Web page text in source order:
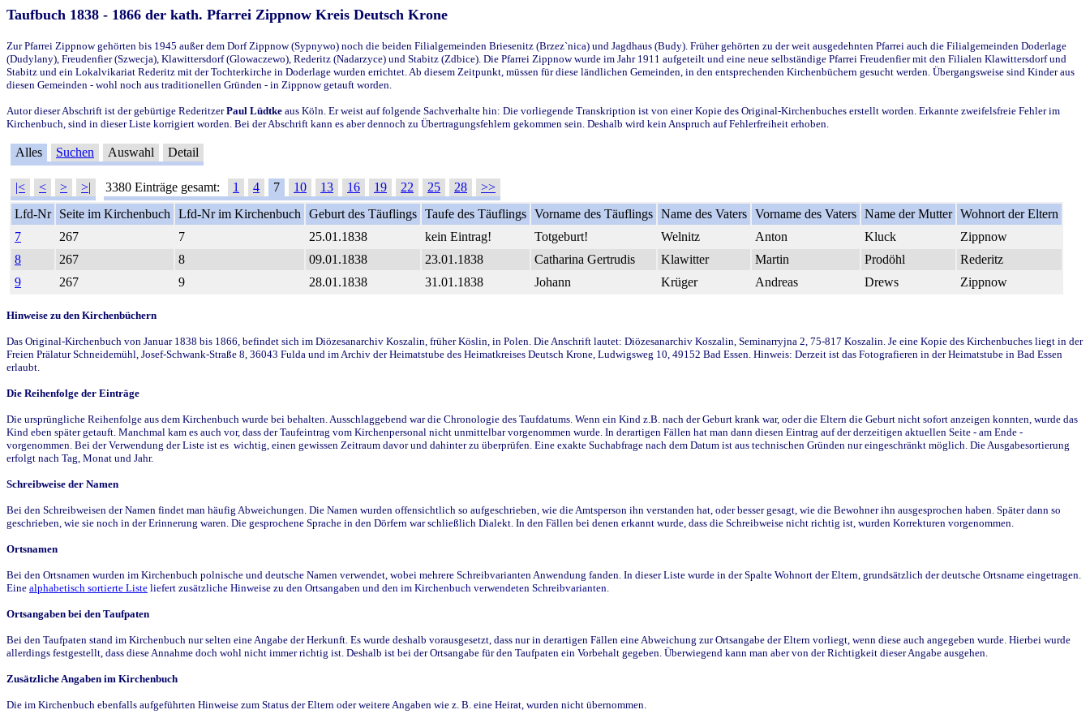
Taufbuch 1838 - 1866 der kath. Pfarrei Zippnow Kreis Deutsch Krone
Zur Pfarrei Zippnow gehörten bis 1945 außer dem Dorf Zippnow (Sypnywo) noch die beiden Filialgemeinden Briesenitz (Brzez`nica) und Jagdhaus (Budy). Früher gehörten zu der weit ausgedehnten Pfarrei auch die Filialgemeinden Doderlage
(Dudylany), Freudenfier (Szwecja), Klawittersdorf (Glowaczewo), Rederitz (Nadarzyce) und Stabitz (Zdbice). Die Pfarrei Zippnow wurde im Jahr 1911 aufgeteilt und eine neue selbständige Pfarrei Freudenfier mit den Filialen Klawittersdorf und
Stabitz und ein Lokalvikariat Rederitz mit der Tochterkirche in Doderlage wurden errichtet. Ab diesem Zeitpunkt, müssen für diese ländlichen Gemeinden, in den entsprechenden Kirchenbüchern gesucht werden. Übergangsweise sind Kinder aus
diesen Gemeinden - wohl noch aus traditionellen Gründen - in Zippnow getauft worden.
Autor dieser Abschrift ist der gebürtige RederitzerPaul Lüdtke aus Köln. Er weist auf folgende Sachverhalte hin: Die vorliegende Transkription ist von einer Kopie des Original-Kirchenbuches erstellt worden. Erkannte zweifelsfreie Fehler im
Kirchenbuch, sind in dieser Liste korrigiert worden. Bei der Abschrift kann es aber dennoch zu Übertragungsfehlern gekommen sein. Deshalb wird kein Anspruch auf Fehlerfreiheit erhoben.
Alles Suchen Auswahl Detail
|< < > >| 3380 Einträge gesamt: 1 4 7 10 13 16 19 22 25 28
>>
Lfd-Nr
Seite im Kirchenbuch Lfd-Nr im Kirchenbuch Geburt des Täuflings Taufe des Täuflings Vorname des Täuflings Name des Vaters Vorname des Vaters Name der Mutter Wohnort der Eltern
7
267 7 25.01.1838 kein Eintrag! Totgeburt! Welnitz Anton Kluck
Zippnow
8
267 8 09.01.1838 23.01.1838 Catharina Gertrudis Klawitter Martin Prodöhl
Rederitz
9
267 9 28.01.1838 31.01.1838 Johann Krüger Andreas Drews Zippnow
Hinweise zu den Kirchenbüchern
Das Original-Kirchenbuch von Januar 1838 bis 1866, befindet sich im Diözesanarchiv Koszalin, früher Köslin, in Polen. Die Anschrift lautet: Diözesanarchiv Koszalin, Seminarryjna 2, 75-817 Koszalin. Je eine Kopie des Kirchenbuches liegt in der
Freien Prälatur Schneidemühl, Josef-Schwank-Straße 8, 36043 Fulda und im Archiv der Heimatstube des Heimatkreises Deutsch Krone, Ludwigsweg 10, 49152 Bad Essen. Hinweis: Derzeit ist das Fotografieren in der Heimatstube in Bad Essen
erlaubt.
Die Reihenfolge der Einträge
Die ursprüngliche Reihenfolge aus dem Kirchenbuch wurde bei behalten. Ausschlaggebend war die Chronologie des Taufdatums. Wenn ein Kind z.B. nach der Geburt krank war, oder die Eltern die Geburt nicht sofort anzeigen konnten, wurde das
Kind eben später getauft. Manchmal kam es auch vor, dass der Taufeintrag vom Kirchenpersonal nicht unmittelbar vorgenommen wurde. In derartigen Fällen hat man dann diesen Eintrag auf der derzeitigen aktuellen Seite - am Ende -
vorgenommen. Bei der Verwendung der Liste ist es wichtig, einen gewissen Zeitraum davor und dahinter zu überprüfen. Eine exakte Suchabfrage nach dem Datum ist aus technischen Gründen nur eingeschränkt möglich. Die Ausgabesortierung
erfolgt nach Tag, Monat und Jahr.
Schreibweise der Namen
Bei den Schreibweisen der Namen findet man häufig Abweichungen. Die Namen wurden offensichtlich so aufgeschrieben, wie die Amtsperson ihn verstanden hat, oder besser gesagt, wie die Bewohner ihn ausgesprochen haben. Später dann so
geschrieben, wie sie noch in der Erinnerung waren. Die gesprochene Sprache in den Dörfern war schließlich Dialekt. In den Fällen bei denen erkannt wurde, dass die Schreibweise nicht richtig ist, wurden Korrekturen vorgenommen.
Ortsnamen
Bei den Ortsnamen wurden im Kirchenbuch polnische und deutsche Namen verwendet, wobei mehrere Schreibvarianten Anwendung fanden. In dieser Liste wurde in der Spalte Wohnort der Eltern, grundsätzlich der deutsche Ortsname eingetragen.
Eine alphabetisch sortierte Liste liefert zusätzliche Hinweise zu den Ortsangaben und den im Kirchenbuch verwendeten Schreibvarianten.
Ortsangaben bei den Taufpaten
Bei den Taufpaten stand im Kirchenbuch nur selten eine Angabe der Herkunft. Es wurde deshalb vorausgesetzt, dass nur in derartigen Fällen eine Abweichung zur Ortsangabe der Eltern vorliegt, wenn diese auch angegeben wurde. Hierbei wurde
allerdings festgestellt, dass diese Annahme doch wohl nicht immer richtig ist. Deshalb ist bei der Ortsangabe für den Taufpaten ein Vorbehalt gegeben. Überwiegend kann man aber von der Richtigkeit dieser Angabe ausgehen.
Zusätzliche Angaben im Kirchenbuch
Die im Kirchenbuch ebenfalls aufgeführten Hinweise zum Status der Eltern oder weitere Angaben wie z. B. eine Heirat, wurden nicht übernommen.